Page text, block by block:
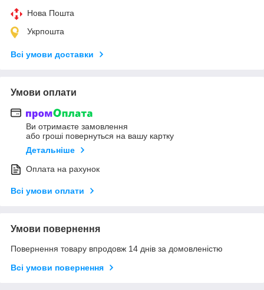
Нова Пошта
Укрпошта
Всі умови доставки
Умови оплати
Ви отримаєте замовлення
або гроші повернуться на вашу картку
Детальніше
Оплата на рахунок
Всі умови оплати
Умови повернення
Повернення товару впродовж 14 днів за домовленістю
Всі умови повернення